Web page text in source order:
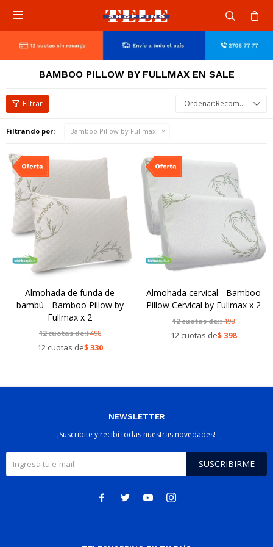

BAMBOO PILLOW BY FULLMAX EN SALE
Recomendados
Filtrando por: Bamboo Pillow by Fullmax
Almohada de funda de
bambú - Bamboo Pillow by
Fullmax x 2
12 cuotas de:$498
12 cuotas de$330
Almohada cervical - Bamboo
Pillow Cervical by Fullmax x 2
12 cuotas de:$498
12 cuotas de$398
NEWSLETTER
¡Suscribite y recibí todas nuestras novedades!
SUSCRIBIRME
   